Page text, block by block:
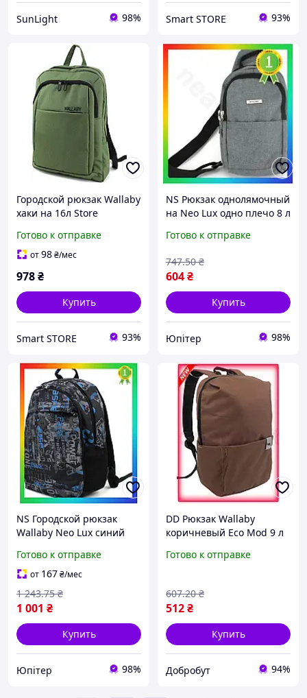
SunLight 98% Smart STORE 93%
Городской рюкзак Wallaby
хаки на 16л Store
Готово к отправке
от98₴/мес
978₴
Купить
Smart STORE 93%
NS Рюкзак однолямочный
на Neo Lux одно плечо 8 л
рюкзак для взрослых
Готово к отправке
604₴
747.50 ₴
Купить
Юпітер 98%
NS Городской рюкзак
Wallaby Neo Lux синий
прогулок городской
рюкзак с карманам
25Neo-ss
Готово к отправке
от 167₴/мес
1 001 ₴
1 243.75 ₴
Купить
Юпітер 98%
DD Рюкзак Wallaby
коричневый Eco Mod 9 л
повседневного
в Dobro-A
Готово к отправке
512₴
607.20 ₴
Купить
Добробут 94%